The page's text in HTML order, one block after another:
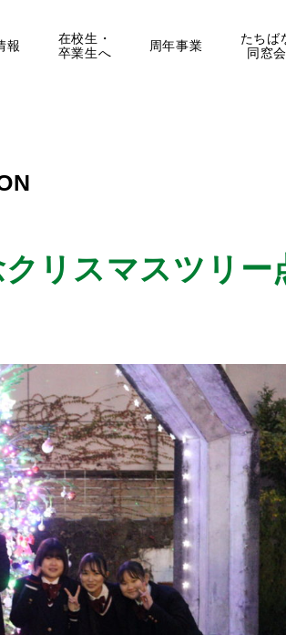
報
在校生・
卒業生へ
周年事業
たちば
同窓会
リスマスツリー